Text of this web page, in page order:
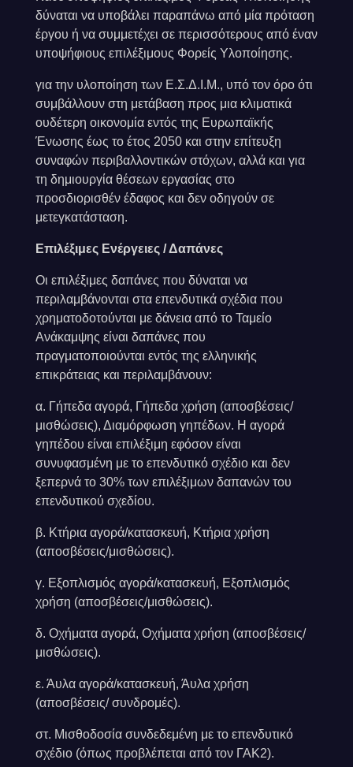
δύναται να υποβάλει παραπάνω από μία πρόταση
έργου ή να συμμετέχει σε περισσότερους από έναν
υποψήφιους επιλέξιμους Φορείς Υλοποίησης.
για την υλοποίηση των Ε.Σ.Δ.Ι.Μ., υπό τον όρο ότι
συμβάλλουν στη μετάβαση προς μια κλιματικά
ουδέτερη οικονομία εντός της Ευρωπαϊκής
Ένωσης έως το έτος 2050 και στην επίτευξη
συναφών περιβαλλοντικών στόχων, αλλά και για
τη δημιουργία θέσεων εργασίας στο
προσδιορισθέν έδαφος και δεν οδηγούν σε
μετεγκατάσταση.
Επιλέξιμες Ενέργειες / Δαπάνες
Οι επιλέξιμες δαπάνες που δύναται να
περιλαμβάνονται στα επενδυτικά σχέδια που
χρηματοδοτούνται με δάνεια από το Ταμείο
Ανάκαμψης είναι δαπάνες που
πραγματοποιούνται εντός της ελληνικής
επικράτειας και περιλαμβάνουν:
α. Γήπεδα αγορά, Γήπεδα χρήση (αποσβέσεις/
μισθώσεις), Διαμόρφωση γηπέδων. Η αγορά
γηπέδου είναι επιλέξιμη εφόσον είναι
συνυφασμένη με το επενδυτικό σχέδιο και δεν
ξεπερνά το 30% των επιλέξιμων δαπανών του
επενδυτικού σχεδίου.
β. Κτήρια αγορά/κατασκευή, Κτήρια χρήση
(αποσβέσεις/μισθώσεις).
γ. Εξοπλισμός αγορά/κατασκευή, Εξοπλισμός
χρήση (αποσβέσεις/μισθώσεις).
δ. Οχήματα αγορά, Οχήματα χρήση (αποσβέσεις/
μισθώσεις).
ε. Άυλα αγορά/κατασκευή, Άυλα χρήση
(αποσβέσεις/ συνδρομές).
στ. Μισθοδοσία συνδεδεμένη με το επενδυτικό
σχέδιο (όπως προβλέπεται από τον ΓΑΚ2).